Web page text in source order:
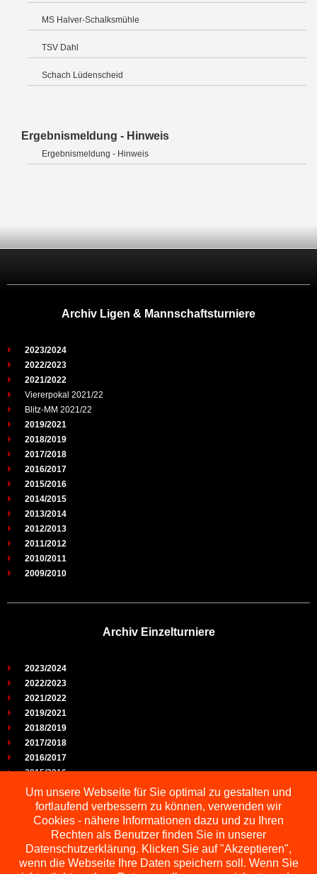
MS Halver-Schalksmühle
TSV Dahl
Schach Lüdenscheid
Ergebnismeldung - Hinweis
Ergebnismeldung - Hinweis
Archiv Ligen & Mannschaftsturniere
2023/2024
2022/2023
2021/2022
Viererpokal 2021/22
Blitz-MM 2021/22
2019/2021
2018/2019
2017/2018
2016/2017
2015/2016
2014/2015
2013/2014
2012/2013
2011/2012
2010/2011
2009/2010
Archiv Einzelturniere
2023/2024
2022/2023
2021/2022
2019/2021
2018/2019
2017/2018
2016/2017
2015/2016
2014/2015
2013/2014
2012/2013
2011/2012
2010/2011
2009/2010
Um unsere Webseite für Sie optimal zu gestalten und
fortlaufend verbessern zu können, verwenden wir
Cookies - nähere Informationen dazu und zu Ihren
Rechten als Benutzer finden Sie in unserer
Datenschutzerklärung. Klicken Sie auf "Akzeptieren",
wenn die Webseite Ihre Daten speichern soll. Wenn Sie